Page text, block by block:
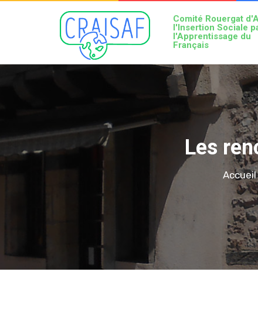
Comité Rouergat
l'Insertion Sociale
l'Apprentissage du
Français
Les
Accueil